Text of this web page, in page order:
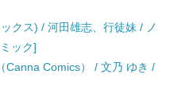
クス) / 河田雄志、行徒妹 / ノ
ック]
Canna Comics） / 文乃 ゆき /